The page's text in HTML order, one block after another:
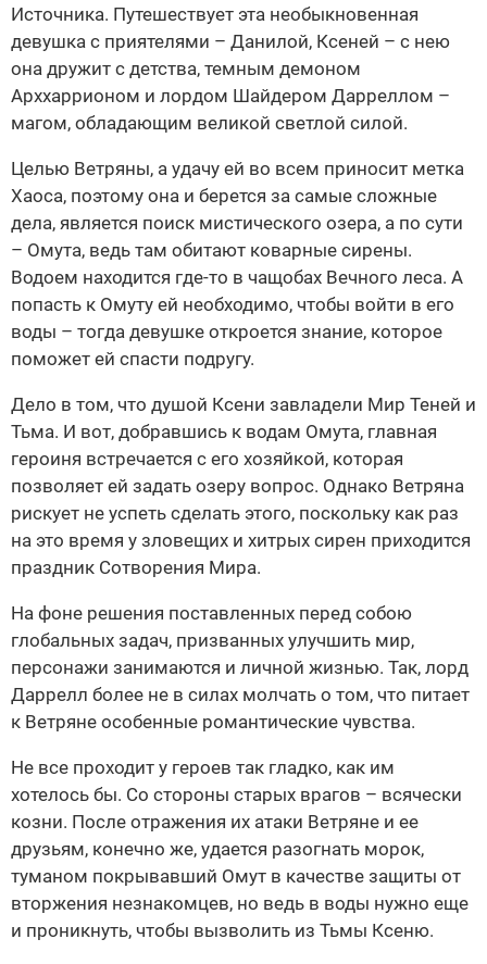
Источника. Путешествует эта необыкновенная
девушка с приятелями – Данилой, Ксеней – с нею
она дружит с детства, темным демоном
Арххаррионом и лордом Шайдером Дарреллом –
магом, обладающим великой светлой силой.
Целью Ветряны, а удачу ей во всем приносит метка
Хаоса, поэтому она и берется за самые сложные
дела, является поиск мистического озера, а по сути
– Омута, ведь там обитают коварные сирены.
Водоем находится где-то в чащобах Вечного леса. А
попасть к Омуту ей необходимо, чтобы войти в его
воды – тогда девушке откроется знание, которое
поможет ей спасти подругу.
Дело в том, что душой Ксени завладели Мир Теней и
Тьма. И вот, добравшись к водам Омута, главная
героиня встречается с его хозяйкой, которая
позволяет ей задать озеру вопрос. Однако Ветряна
рискует не успеть сделать этого, поскольку как раз
на это время у зловещих и хитрых сирен приходится
праздник Сотворения Мира.
На фоне решения поставленных перед собою
глобальных задач, призванных улучшить мир,
персонажи занимаются и личной жизнью. Так, лорд
Даррелл более не в силах молчать о том, что питает
к Ветряне особенные романтические чувства.
Не все проходит у героев так гладко, как им
хотелось бы. Со стороны старых врагов – всячески
козни. После отражения их атаки Ветряне и ее
друзьям, конечно же, удается разогнать морок,
туманом покрывавший Омут в качестве защиты от
вторжения незнакомцев, но ведь в воды нужно еще
и проникнуть, чтобы вызволить из Тьмы Ксеню.